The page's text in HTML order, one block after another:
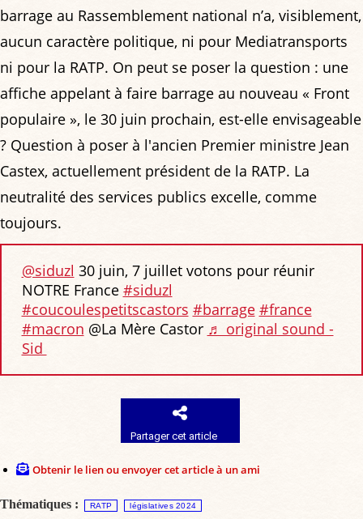
barrage au Rassemblement national n’a, visiblement,
aucun caractère politique, ni pour Mediatransports
ni pour la RATP. On peut se poser la question : une
affiche appelant à faire barrage au nouveau « Front
populaire », le 30 juin prochain, est-elle envisageable
? Question à poser à l'ancien Premier ministre Jean
Castex, actuellement président de la RATP. La
neutralité des services publics excelle, comme
toujours.
@siduzl 30 juin, 7 juillet votons pour réunir
NOTRE France #siduzl
#coucoulespetitscastors #barrage #france
#macron @La Mère Castor ♬ original sound -
Sid ‍
Partager cet article
Obtenir le lien ou envoyer cet article à un ami
Thématiques : RATP législatives 2024